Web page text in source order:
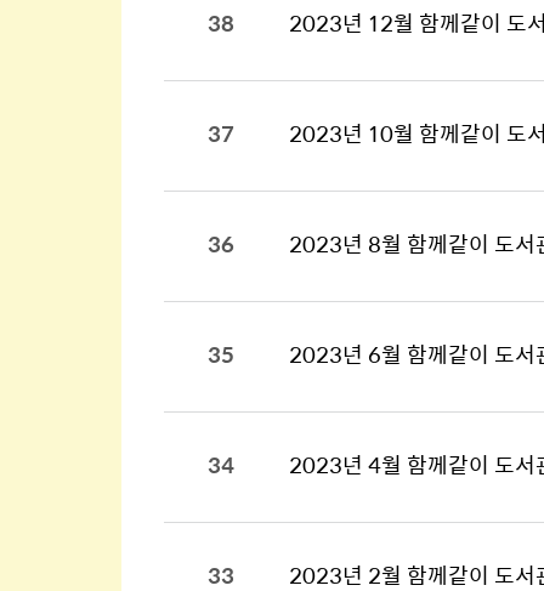
38 2023년 12월 함께같이 도
37 2023년 10월 함께같이 도
36 2023년 8월 함께같이 도서
35 2023년 6월 함께같이 도
34 2023년 4월 함께같이 도서
33 2023년 2월 함께같이 도서